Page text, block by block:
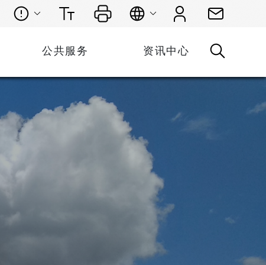
公共服务 资讯中心